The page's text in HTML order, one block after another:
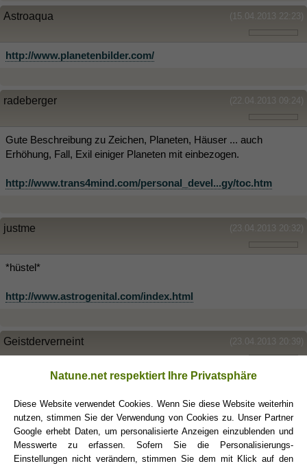
(15.04.2013 22:23)
Astroaqua
http://www.planetenbilder.com/
(22.04.2013 09:24)
radeberger
Gute Beschreibung zu Zeichen, Planeten, Häuser ... auch
Erhöhung, Fall, Exil einiger Planeten mit einbezogen.
http://www.trans4mind.com/personal_devel...gy/toc.htm
(23.04.2013 20:32)
justme
*hüstel*
http://www.astrogenital.com/index.html
(23.04.2013 20:39)
Geistderverneint
(23.04.2013 20:32)
*hüstel*
http://www.astrogenital.com/index.html
Natune.net respektiert Ihre Privatsphäre
Diese Website verwendet Cookies. Wenn Sie diese Website weiterhin
nutzen, stimmen Sie der Verwendung von Cookies zu. Unser Partner
Google erhebt Daten, um personalisierte Anzeigen einzublenden und
Messwerte zu erfassen. Sofern Sie die Personalisierungs-
Einstellungen nicht verändern, stimmen Sie dem mit Klick auf den